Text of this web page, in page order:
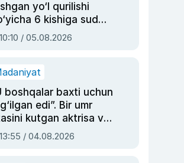
yo‘l qurilishi
6 kishiga sud
o‘qildi
10:10 / 05.08.2026
boshqalar baxti uchun
edi”. Bir umr
kutgan aktrisa va
ustasi Rimma
13:55 / 04.08.2026